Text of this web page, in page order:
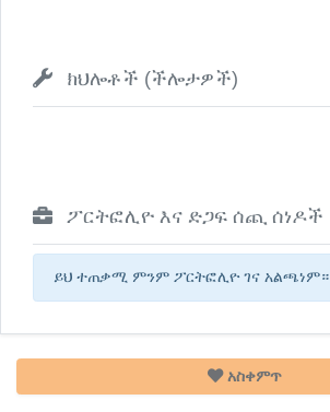
ክህሎቶች (ችሎታዎች)
ፖርትፎሊዮ እና ድጋፍ ሰጪ ሰነዶች
ይህ ተጠቃሚ ምንም ፖርትፎሊዮ ገና አልጫነም።
አስቀምጥ